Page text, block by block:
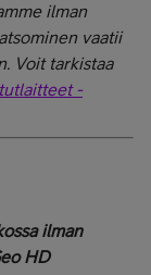
ilman
vaatii
Voit tarkistaa
-
ilman
HD